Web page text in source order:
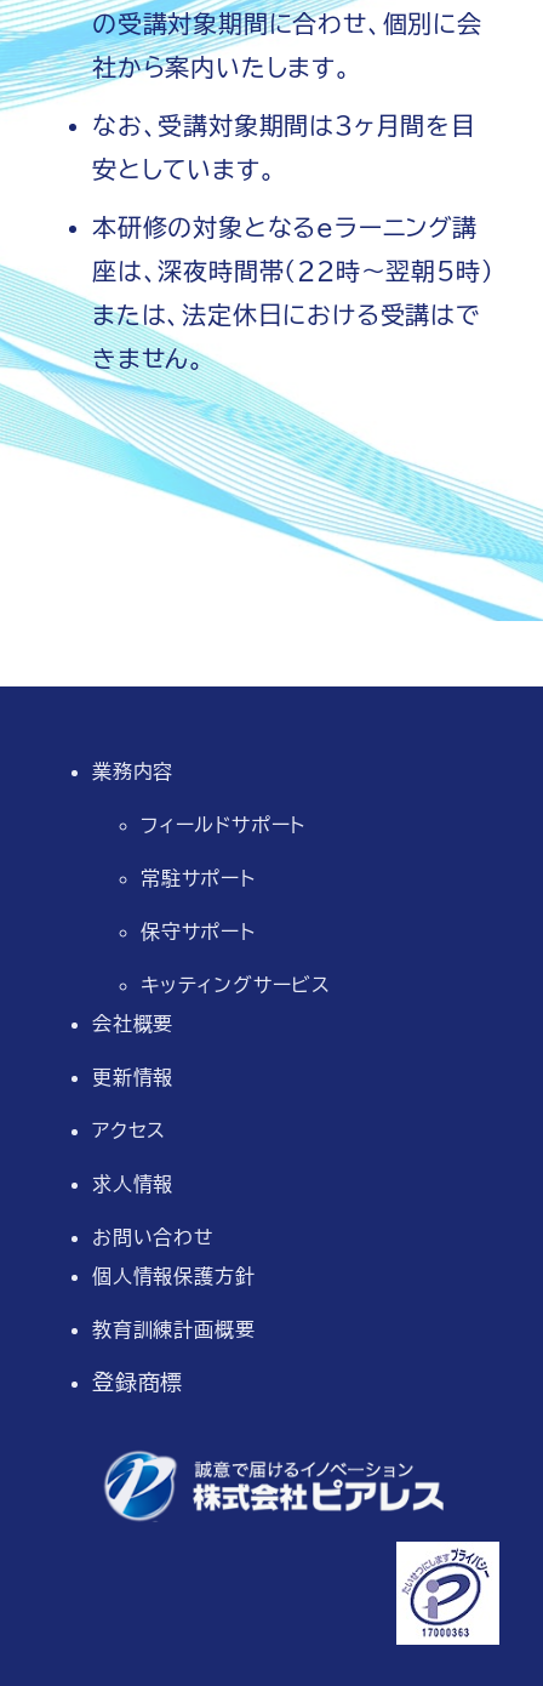
の受講対象期間に合わせ、個別に会
社から案内いたします。
なお、受講対象期間は3ヶ月間を目
安としています。
本研修の対象となるeラーニング講
座は、深夜時間帯(22時～翌朝5時)
または、法定休日における受講はで
きません。
業務内容
フィールドサポート
常駐サポート
保守サポート
キッティングサービス
会社概要
更新情報
アクセス
求人情報
お問い合わせ
個人情報保護方針
教育訓練計画概要
登録商標